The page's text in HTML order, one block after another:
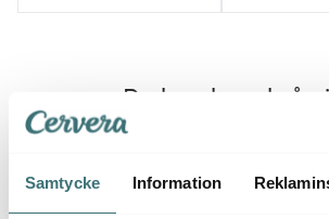
Samtycke Information
Du kanske också
40%